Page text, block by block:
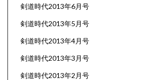
剣道時代2013年6月号
剣道時代2013年5月号
剣道時代2013年4月号
剣道時代2013年3月号
剣道時代2013年2月号